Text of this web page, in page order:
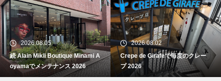
2026.08.05
続 Alain Mikli Boutique Minami A
oyamaでメンテナンス 2026
2026.08.02
Crepe de Girafeで毎度のクレー
プ 2026
続 Alain Mikli Boutique Minami A
oyamaでメンテナンス 2026
Crepe de Girafeで毎度のクレー
プ 2026